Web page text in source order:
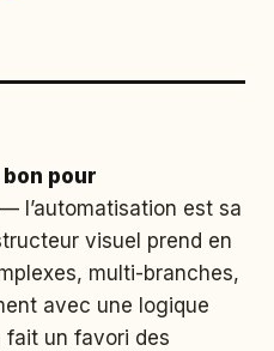
pour
l’automatisation est sa
visuel prend en
multi-branches,
avec une logique
fait un favori des